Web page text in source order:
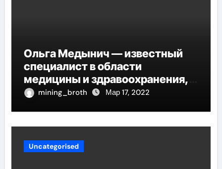
Ольга Медынич — известный
специалист в области
медицины и здравоохранения,
автор многочисленных научных
mining_broth Мар 17, 2022
Uncategorised